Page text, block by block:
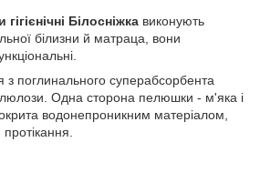
Білосніжка виконують
білизни й матраца, вони
поглинального суперабсорбента
Одна сторона пелюшки - м'яка і
водонепроникним матеріалом,